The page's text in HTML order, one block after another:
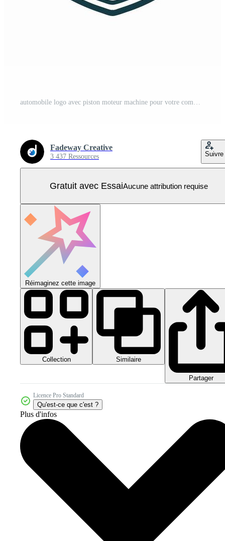
automobile logo avec piston moteur machine pour votre communauté Vecteur Pro
Fadeway Creative
3 437 Ressources Suivre
Gratuit avec EssaiAucune attribution requise
Réimaginez cette image
Collection Similaire
Partager
Licence Pro Standard
Qu'est-ce que c'est ?
Plus d'infos